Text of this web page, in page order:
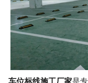
车位标线施工厂家是